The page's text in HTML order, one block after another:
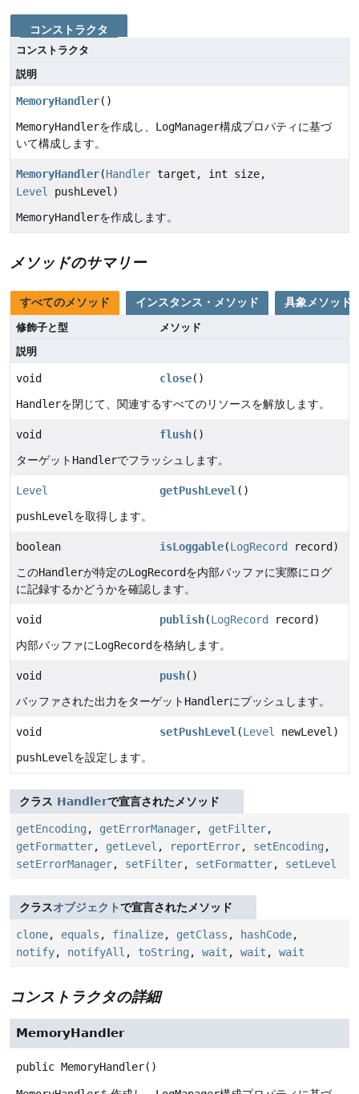
コンストラクタ
コンストラクタ
説明
MemoryHandler()
MemoryHandlerを作成し、 LogManager構成プロパティに基づ
いて構成します。
MemoryHandler(Handler target, int size,
Level pushLevel)
MemoryHandlerを作成します。
メソッドのサマリー
すべてのメソッド インスタンス・メソッド 具象メソッド
修飾子と型
メソッド
説明
void close()
Handlerを閉じて、関連するすべてのリソースを解放します。
void flush()
ターゲット Handlerでフラッシュします。
Level getPushLevel()
pushLevelを取得します。
boolean isLoggable(LogRecord
record)
このHandlerが特定のLogRecordを内部バッファに実際にログ
に記録するかどうかを確認します。
void publish(LogRecord
record)
内部バッファにLogRecordを格納します。
void push()
バッファされた出力をターゲット Handlerにプッシュします。
void setPushLevel(Level newLevel)
pushLevelを設定します。
クラス Handlerで宣言されたメソッド
getEncoding , getErrorManager, getFilter,
getFormatter, getLevel , reportError, setEncoding ,
setErrorManager, setFilter, setFormatter, setLevel
クラスオブジェクトで宣言されたメソッド
clone, equals , finalize, getClass , hashCode,
notify, notifyAll , toString , wait , wait , wait
コンストラクタの詳細
MemoryHandler
public MemoryHandler()